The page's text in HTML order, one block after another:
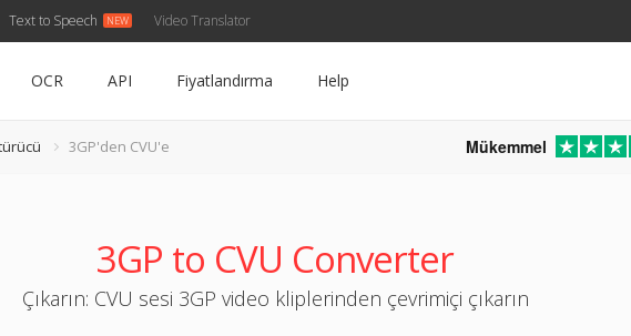
Text to Speech Video Translator
OCR API Fiyatlandırma Help
3GP'den CVU'e Mükemmel
3GP to CVU Converter
Çıkarın: CVU sesi 3GP video kliplerinden çevrimiçi çıkarın